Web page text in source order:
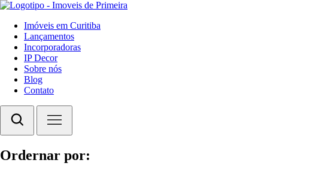
Imóveis em Curitiba
Lançamentos
Incorporadoras
IP Decor
Sobre nós
Blog
Contato
Ordernar por: